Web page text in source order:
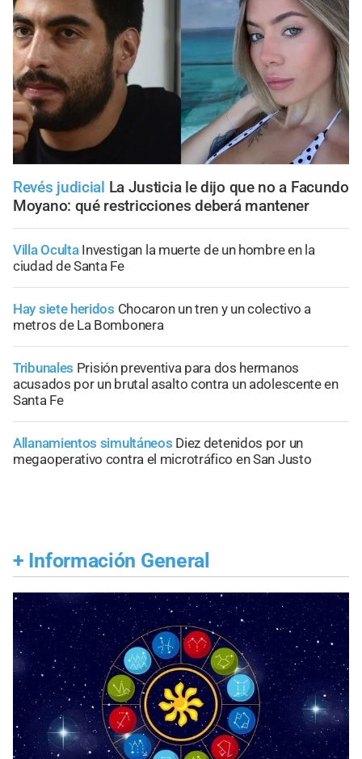
Revés judicial La Justicia le dijo que no a Facundo
Moyano: qué restricciones deberá mantener
Villa Oculta Investigan la muerte de un hombre en la
ciudad de Santa Fe
Hay siete heridos Chocaron un tren y un colectivo a
metros de La Bombonera
Tribunales Prisión preventiva para dos hermanos
acusados por un brutal asalto contra un adolescente en
Santa Fe
Allanamientos simultáneos Diez detenidos por un
megaoperativo contra el microtráfico en San Justo
+ Información General